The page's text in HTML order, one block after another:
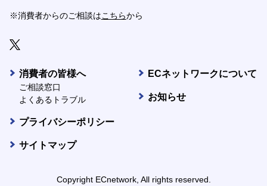
※消費者からのご相談はこちらから
消費者の皆様へ
ご相談窓口
よくあるトラブル
プライバシーポリシー
サイトマップ
ECネットワークについて
お知らせ
Copyright ECnetwork, All rights reserved.